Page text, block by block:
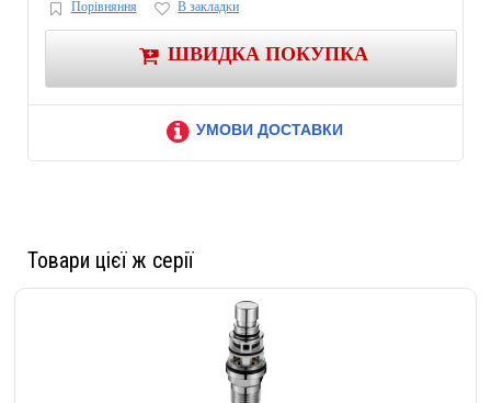
Гарантия на клавишу смыва: 2 года
Гарантия на аматуру бачка: 5 лет
Гарантия на раму: 10 лет
Порівняння В закладки
ШВИДКА ПОКУПКА
УМОВИ ДОСТАВКИ
Товари цієї ж серії